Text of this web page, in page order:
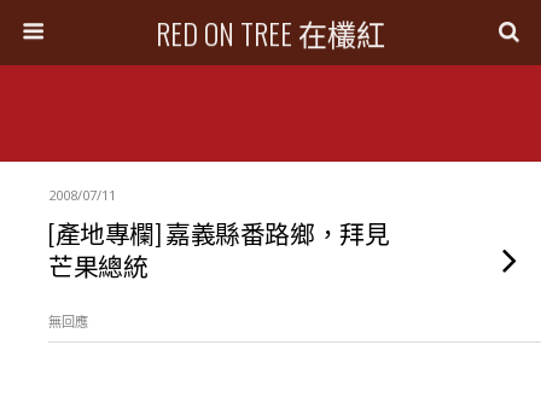
RED ON TREE 在欉紅
2008/07/11
[產地專欄] 嘉義縣番路鄉，拜見
芒果總統
無回應